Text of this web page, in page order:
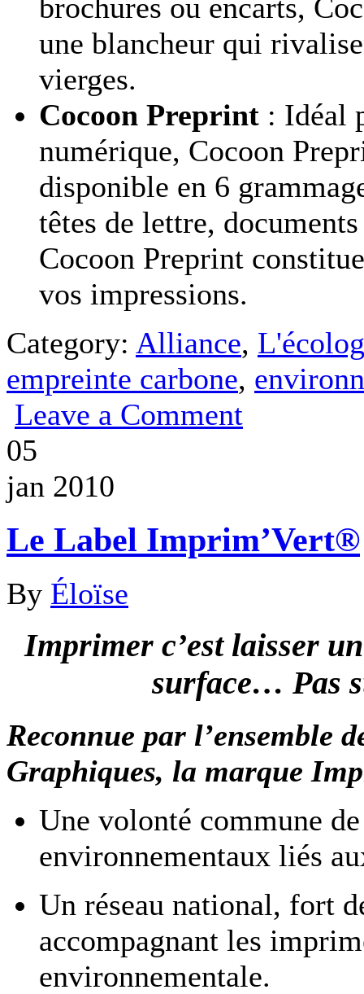
brochures ou encarts,
une blancheur qui
vierges.
Cocoon Preprint : Idéal
numérique, Cocoon
disponible en 6
têtes de lettre,
Cocoon Preprint
vos impressions.
Category: Alliance,
empreinte carbone,
Leave a Comment
05
jan 2010
Le Label Imprim’Vert®
By Éloïse
Imprimer c’est laisser
surface… Pas
Reconnue par l’ensemble
Graphiques, la marque
Une volonté commune
environnementaux liés
Un réseau national, fort
accompagnant les
environnementale.